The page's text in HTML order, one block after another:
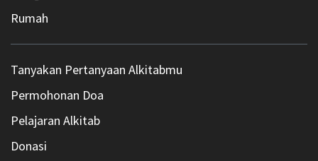
Rumah
Tanyakan Pertanyaan Alkitabmu
Permohonan Doa
Pelajaran Alkitab
Donasi